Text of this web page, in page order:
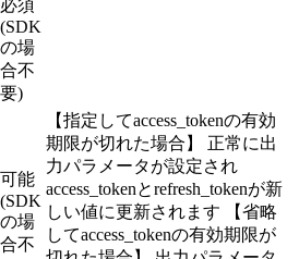
必須
(SDK
の場
合不
要)
可能
(SDK
の場
合不
【指定してaccess_tokenの有効
期限が切れた場合】 正常に出
力パラメータが設定され
access_tokenとrefresh_tokenが新
しい値に更新されます 【省略
してaccess_tokenの有効期限が